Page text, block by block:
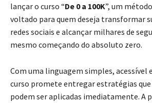
lançar o curso “De 0 a 100K”, um
voltado para quem deseja transformar
redes sociais e alcançar milhares de
mesmo começando do absoluto zero.
Com uma linguagem simples, acessível
curso promete entregar estratégias
podem ser aplicadas imediatamente. A